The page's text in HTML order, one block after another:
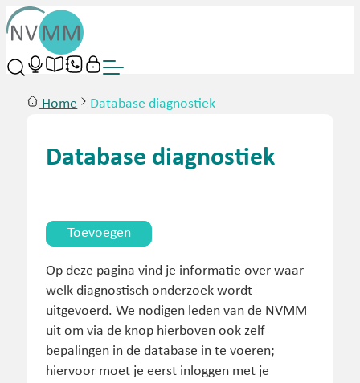
Home Database diagnostiek
Database diagnostiek
Toevoegen
Op deze pagina vind je informatie over waar
welk diagnostisch onderzoek wordt
uitgevoerd. We nodigen leden van de NVMM
uit om via de knop hierboven ook zelf
bepalingen in de database in te voeren;
hiervoor moet je eerst inloggen met je